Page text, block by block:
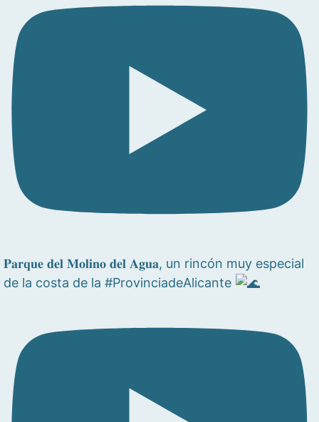
𝐏𝐚𝐫𝐪𝐮𝐞 𝐝𝐞𝐥 𝐌𝐨𝐥𝐢𝐧𝐨 𝐝𝐞𝐥 𝐀𝐠𝐮𝐚, un rincón muy especial
de la costa de la #ProvinciadeAlicante